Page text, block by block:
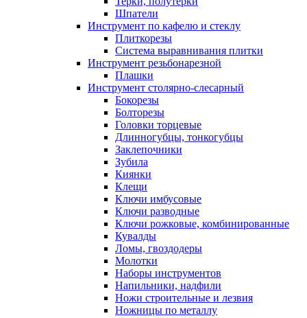
Шпатели
Инструмент по кафелю и стеклу
Плиткорезы
Система выравнивания плитки
Инструмент резьбонарезной
Плашки
Инструмент столярно-слесарный
Бокорезы
Болторезы
Головки торцевые
Длинногубцы, тонкогубцы
Заклепочники
Зубила
Киянки
Клещи
Ключи имбусовые
Ключи разводные
Ключи рожковые, комбинированные
Кувалды
Ломы, гвоздодеры
Молотки
Наборы инструментов
Напильники, надфили
Ножи строительные и лезвия
Ножницы по металлу